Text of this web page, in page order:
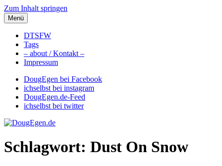
Zum Inhalt springen
DougEgen.de
Musik, Gedanken und Informationen / Ich bin Doug Egen!
Menü
DTSFW
Tags
– about / Kontakt –
Impressum
DougEgen bei Facebook
ichselbst bei instagram
DougEgen.de-Feed
ichselbst bei twitter
Schlagwort: Dust On Snow